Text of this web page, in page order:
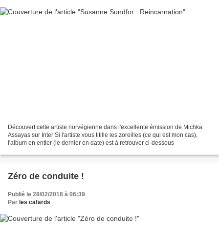
Découvert cette artiste norvégienne dans l'excellente émission de Michka
Assayas sur Inter Si l'artiste vous titille les zoreilles (ce qui est mon cas),
l'album en entier (le dernier en date) est à retrouver ci-dessous
Zéro de conduite !
Publié le 28/02/2018 à 06:39
Par les cafards